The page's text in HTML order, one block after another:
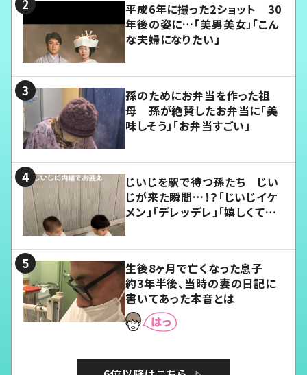
平成6年に撮った2ショット 30
年後の姿に…「美男美女」「こん
な夫婦になりたい」
孫のためにお弁当を作った祖
母 孫が絶賛したお弁当に「美
味しそう」「お弁当すごい」
じいじを駅で待つ孫たち じい
じが来た瞬間…！？「じいじイケ
メン」「デレッデレ」「嬉しくて可
生後8ヶ月で亡くなった息子
約3年半後、当時の妻の日記に
書いてあった本音とは